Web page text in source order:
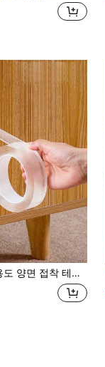
용 강력한 연신성 실링 스트립 고무 실, 홈 욕실 장식, 가을 장식, 학교 준비에 쉽게 사용